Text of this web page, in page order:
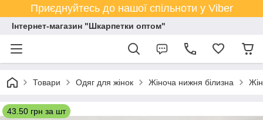
Приєднуйтесь до нашої спільноти у Viber
Інтернет-магазин "Шкарпетки оптом"
Товари Одяг для жінок Жіноча нижня білизна
43.50 грн за шт